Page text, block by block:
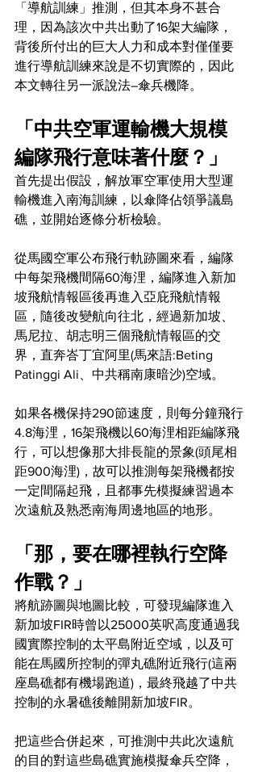
「導航訓練」推測，但其本身不甚合
理，因為該次中共出動了16架大編隊，
背後所付出的巨大人力和成本對僅僅要
進行導航訓練來說是不切實際的，因此
本文轉往另一派說法–傘兵機降。
「中共空軍運輸機大規模
編隊飛行意味著什麼？」
首先提出假設，解放軍空軍使用大型運
輸機進入南海訓練，以傘降佔領爭議島
礁，並開始逐條分析檢驗。
從馬國空軍公布飛行軌跡圖來看，編隊
中每架飛機間隔60海浬，編隊進入新加
坡飛航情報區後再進入亞庇飛航情報
區，隨後改變航向往北，經過新加坡、
馬尼拉、胡志明三個飛航情報區的交
界，直奔峇丁宜阿里(馬來語:Beting
Patinggi Ali、中共稱南康暗沙)空域。
如果各機保持290節速度，則每分鐘飛行
4.8海浬，16架飛機以60海浬相距編隊飛
行，可以想像那大排長龍的景象(頭尾相
距900海浬)，故可以推測每架飛機都按
一定間隔起飛，且都事先模擬練習過本
次遠航及熟悉南海周邊地區的地形。
「那，要在哪裡執行空降
作戰？」
將航跡圖與地圖比較，可發現編隊進入
新加坡FIR時曾以25000英呎高度通過我
國實際控制的太平島附近空域，以及可
能在馬國所控制的彈丸礁附近飛行(這兩
座島礁都有機場跑道)，最終飛越了中共
控制的永暑礁後離開新加坡FIR。
把這些合併起來，可推測中共此次遠航
的目的對這些島礁實施模擬傘兵空降，